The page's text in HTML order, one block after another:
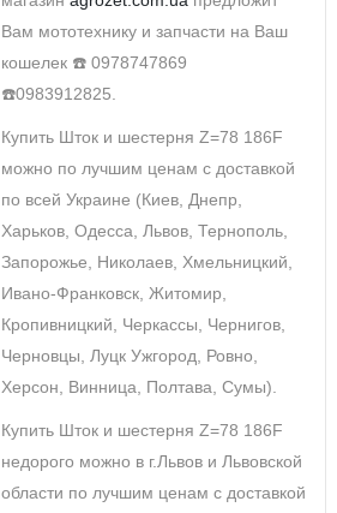
Вам мототехнику и запчасти на Ваш
кошелек ☎️ 0978747869
☎️0983912825.
Купить Шток и шестерня Z=78 186F
можно по лучшим ценам с доставкой
по всей Украине (Киев, Днепр,
Харьков, Одесса, Львов, Тернополь,
Запорожье, Николаев, Хмельницкий,
Ивано-Франковск, Житомир,
Кропивницкий, Черкассы, Чернигов,
Черновцы, Луцк Ужгород, Ровно,
Херсон, Винница, Полтава, Сумы).
Купить Шток и шестерня Z=78 186F
недорого можно в г.Львов и Львовской
области по лучшим ценам с доставкой